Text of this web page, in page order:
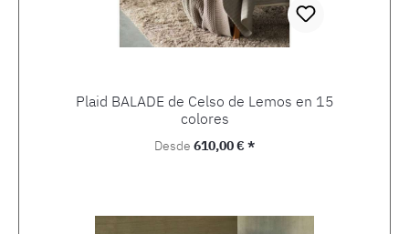
Plaid BALADE de Celso de Lemos en 15
colores
Precio normal:
Desde 610,00 € *